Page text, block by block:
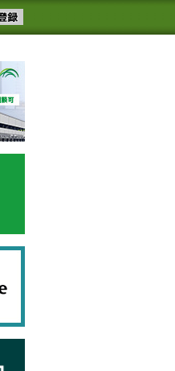
スメール配信を登録す